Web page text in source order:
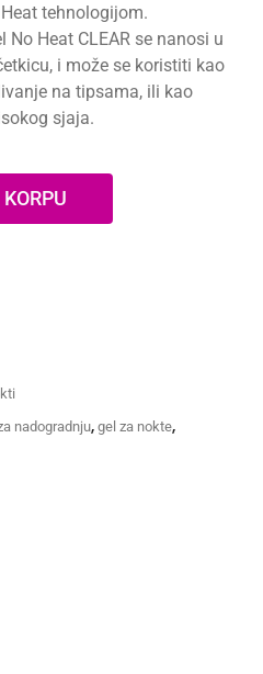
tehnologijom.
No Heat CLEAR se nanosi u
i može se koristiti kao
na tipsama, ili kao
sjaja.
nadogradnju, gel za nokte,